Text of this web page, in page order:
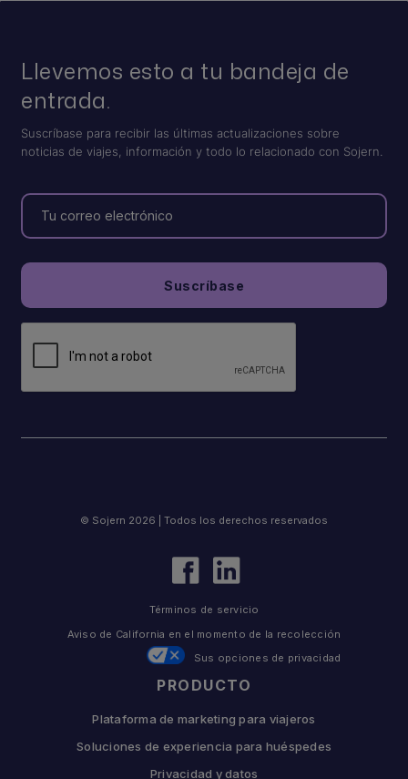
Llevemos esto a tu bandeja de
entrada.
Suscríbase para recibir las últimas actualizaciones sobre
noticias de viajes, información y todo lo relacionado con Sojern.
PRODUCTO
Plataforma de marketing para viajeros
Soluciones de experiencia para huéspedes
Privacidad y datos
© Sojern 2026 | Todos los derechos reservados
Términos de servicio
Aviso de California en el momento de la recolección
Sus opciones de privacidad